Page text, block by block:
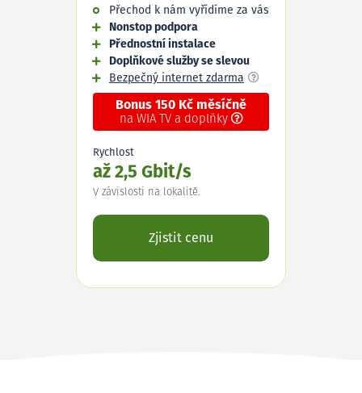
Přechod k nám vyřídíme za vás
Nonstop podpora
Přednostní instalace
Doplňkové služby se slevou
Bezpečný internet zdarma
Bonus 150 Kč měsíčně
na WIA TV a doplňky
Rychlost
až 2,5 Gbit/s
V závislosti na lokalitě.
Zjistit cenu